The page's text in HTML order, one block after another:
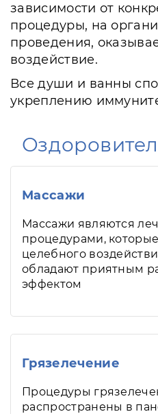
зависимости от
процедуры, на
проведения,
воздействие.
Все души и ванны
укреплению
Массажи
Массажи являются
процедурами,
целебного
обладают приятным
эффектом
Грязелечение
Процедуры
распространены в